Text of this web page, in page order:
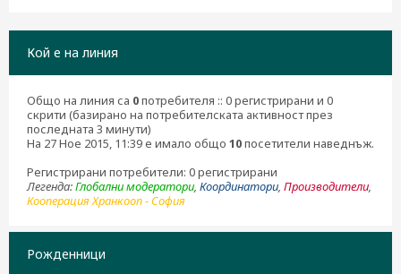
Кой е на линия
Общо на линия са 0потребителя :: 0 регистрирани и 0
скрити (базирано на потребителската активност през
последната 3 минути)
На 27 Ное 2015, 11:39 е имало общо 10посетители наведнъж.
Регистрирани потребители: 0 регистрирани
Легенда:Глобални модератори, Координатори, Производители,
Кооперация Хранкооп - София
Рожденници